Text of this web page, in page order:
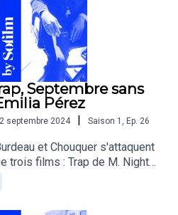
Septembre sans
Pérez
septembre 2024 Saison 1 , Ep. 26
et Chouquer s'attaquent
trois films : Trap de M. Night
sans attendre de Jonas
Emilia Pérez de